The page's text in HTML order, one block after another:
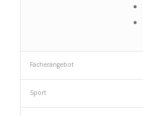
Fächerangebot
Sport